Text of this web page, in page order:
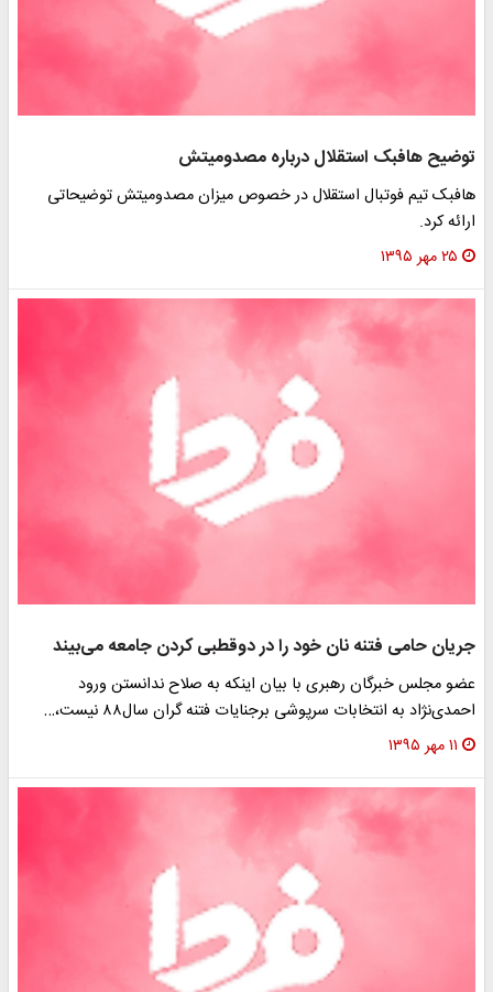
توضیح هافبک استقلال درباره مصدومیتش
هافبک تیم فوتبال استقلال در خصوص میزان مصدومیتش توضیحاتی
ارائه کرد.
۲۵ مهر ۱۳۹۵
جریان حامی فتنه نان خود را در دوقطبی کردن جامعه می‌بیند
عضو مجلس خبرگان رهبری با بیان اینکه به صلاح ندانستن ورود
احمدی‌نژاد به انتخابات سرپوشی برجنایات فتنه گران سال۸۸ نیست،…
۱۱ مهر ۱۳۹۵